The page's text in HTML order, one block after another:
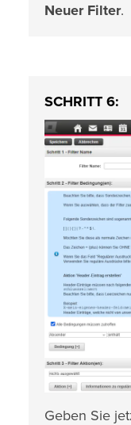
Neuer Filter.
SCHRITT 6:
Geben Sie